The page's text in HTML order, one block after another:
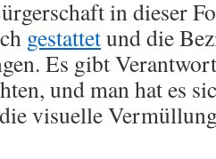
in dieser
gestattetund die
Es gibt
und man hat es
visuelle